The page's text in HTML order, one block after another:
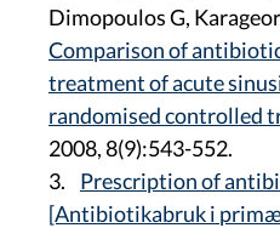
Dimopoulos G,
Comparison of
treatment of acute
randomised controlled
2008, 8(9):543-552.
3. Prescription of
[Antibiotikabruk i